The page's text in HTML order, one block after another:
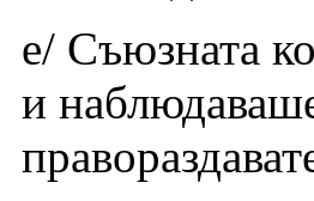
е/ Съюзната
и